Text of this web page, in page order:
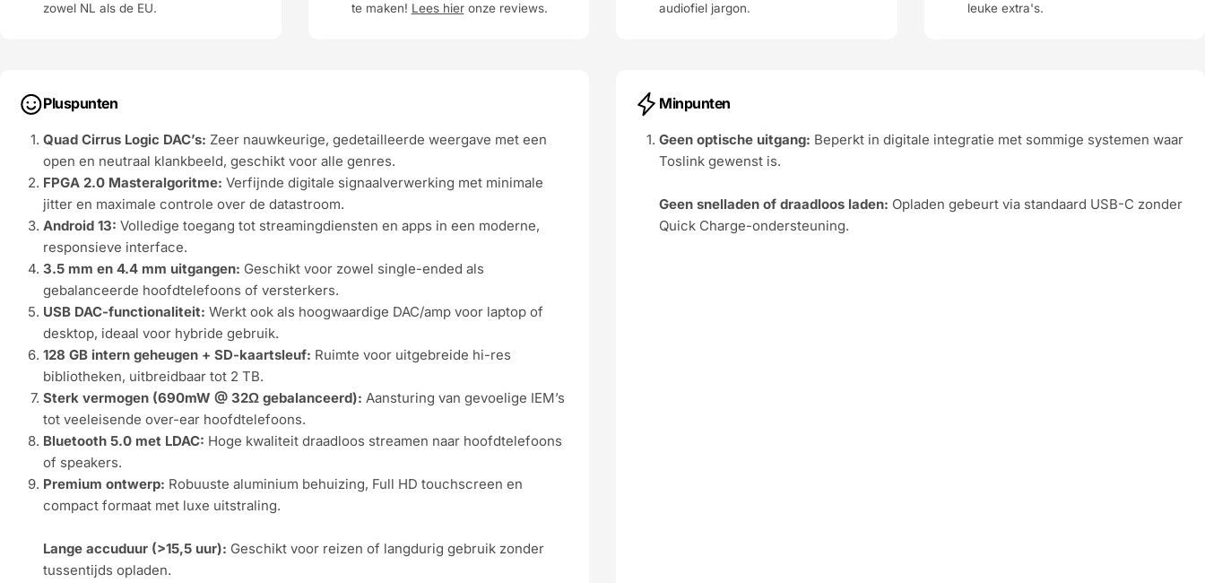
zowel NL als de EU.
te maken! Lees hieronze reviews.
audiofiel jargon.
leuke extra's.
Pluspunten
Quad Cirrus Logic DAC’s: Zeer nauwkeurige, gedetailleerde weergave met een
open en neutraal klankbeeld, geschikt voor alle genres.
FPGA 2.0 Masteralgoritme: Verfijnde digitale signaalverwerking met minimale
jitter en maximale controle over de datastroom.
Android 13: Volledige toegang tot streamingdiensten en apps in een moderne,
responsieve interface.
3.5 mm en 4.4 mm uitgangen: Geschikt voor zowel single-ended als
gebalanceerde hoofdtelefoons of versterkers.
USB DAC-functionaliteit: Werkt ook als hoogwaardige DAC/amp voor laptop of
desktop, ideaal voor hybride gebruik.
128 GB intern geheugen + SD-kaartsleuf: Ruimte voor uitgebreide hi-res
bibliotheken, uitbreidbaar tot 2 TB.
Sterk vermogen (690mW @ 32Ω gebalanceerd): Aansturing van gevoelige IEM’s
tot veeleisende over-ear hoofdtelefoons.
Bluetooth 5.0 met LDAC: Hoge kwaliteit draadloos streamen naar hoofdtelefoons
of speakers.
Premium ontwerp: Robuuste aluminium behuizing, Full HD touchscreen en
compact formaat met luxe uitstraling.
Lange accuduur (>15,5 uur): Geschikt voor reizen of langdurig gebruik zonder
tussentijds opladen.
Minpunten
Geen optische uitgang: Beperkt in digitale integratie met sommige systemen waar
Toslink gewenst is.
Geen snelladen of draadloos laden: Opladen gebeurt via standaard USB-C zonder
Quick Charge-ondersteuning.